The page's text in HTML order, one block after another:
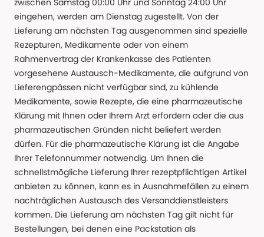
zwischen Samstag 00:00 Uhr und Sonntag 24:00 Uhr
eingehen, werden am Dienstag zugestellt. Von der
Lieferung am nächsten Tag ausgenommen sind spezielle
Rezepturen, Medikamente oder von einem
Rahmenvertrag der Krankenkasse des Patienten
vorgesehene Austausch-Medikamente, die aufgrund von
Lieferengpässen nicht verfügbar sind, zu kühlende
Medikamente, sowie Rezepte, die eine pharmazeutische
Klärung mit Ihnen oder Ihrem Arzt erfordern oder die aus
pharmazeutischen Gründen nicht beliefert werden
dürfen. Für die pharmazeutische Klärung ist die Angabe
Ihrer Telefonnummer notwendig. Um Ihnen die
schnellstmögliche Lieferung Ihrer rezeptpflichtigen Artikel
anbieten zu können, kann es in Ausnahmefällen zu einem
nachträglichen Austausch des Versanddienstleisters
kommen. Die Lieferung am nächsten Tag gilt nicht für
Bestellungen, bei denen eine Packstation als